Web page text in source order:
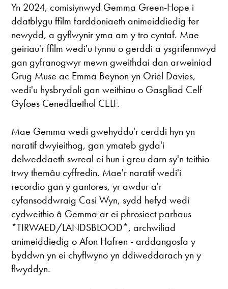
Yn 2024, comisiynwyd Gemma Green-Hope i
ddatblygu ffilm farddoniaeth animeiddiedig fer
newydd, a gyflwynir yma am y tro cyntaf. Mae
geiriau'r ffilm wedi'u tynnu o gerddi a ysgrifennwyd
gan gyfranogwyr mewn gweithdai dan arweiniad
Grug Muse ac Emma Beynon yn Oriel Davies,
wedi'u hysbrydoli gan weithiau o Gasgliad Celf
Gyfoes Cenedlaethol CELF.
Mae Gemma wedi gwehyddu'r cerddi hyn yn
naratif dwyieithog, gan ymateb gyda'i
delweddaeth swreal ei hun i greu darn sy'n teithio
trwy themâu cyffredin. Mae'r naratif wedi'i
recordio gan y gantores, yr awdur a'r
cyfansoddwraig Casi Wyn, sydd hefyd wedi
cydweithio â Gemma ar ei phrosiect parhaus
*TIRWAED/LANDSBLOOD*, archwiliad
animeiddiedig o Afon Hafren - arddangosfa y
byddwn yn ei chyflwyno yn ddiweddarach yn y
flwyddyn.